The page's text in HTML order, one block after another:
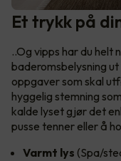
Et trykk på
..Og vipps har du helt
baderomsbelysning
oppgaver som skal
hyggelig stemning
kalde lyset gjør det
pusse tenner eller å
Varmt lys (Spa/